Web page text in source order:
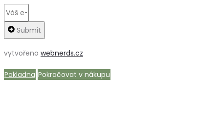
Submit
vytvořeno webnerds.cz
Pokladna Pokračovat v nákupu